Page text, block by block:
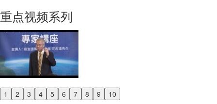
重点视频系列
1 2 3 4 5 6 7 8 9 10
Previous